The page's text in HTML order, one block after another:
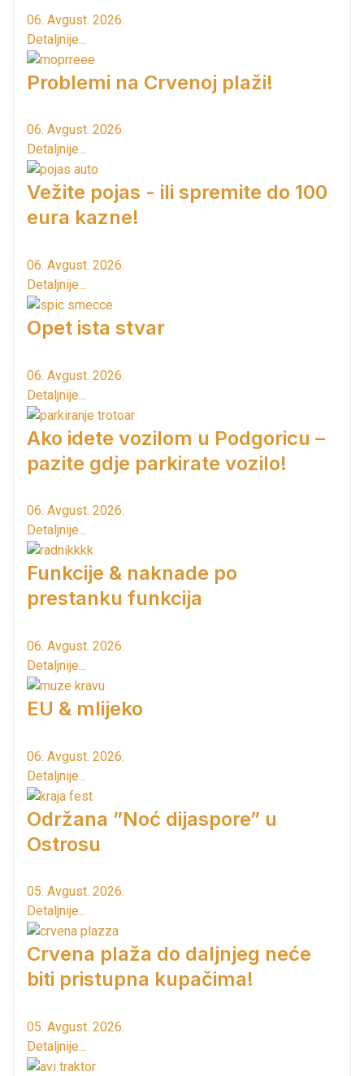
06. Avgust. 2026.
Detaljnije...
Problemi na Crvenoj plaži!
06. Avgust. 2026.
Detaljnije...
Vežite pojas - ili spremite do 100
eura kazne!
06. Avgust. 2026.
Detaljnije...
Opet ista stvar
06. Avgust. 2026.
Detaljnije...
Ako idete vozilom u Podgoricu –
pazite gdje parkirate vozilo!
06. Avgust. 2026.
Detaljnije...
Funkcije & naknade po
prestanku funkcija
06. Avgust. 2026.
Detaljnije...
EU & mlijeko
06. Avgust. 2026.
Detaljnije...
Održana ”Noć dijaspore” u
Ostrosu
05. Avgust. 2026.
Detaljnije...
Crvena plaža do daljnjeg neće
biti pristupna kupačima!
05. Avgust. 2026.
Detaljnije...